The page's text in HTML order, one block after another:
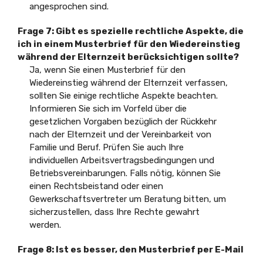
angesprochen sind.
Frage 7: Gibt es spezielle rechtliche Aspekte, die
ich in einem Musterbrief für den Wiedereinstieg
während der Elternzeit berücksichtigen sollte?
Ja, wenn Sie einen Musterbrief für den
Wiedereinstieg während der Elternzeit verfassen,
sollten Sie einige rechtliche Aspekte beachten.
Informieren Sie sich im Vorfeld über die
gesetzlichen Vorgaben bezüglich der Rückkehr
nach der Elternzeit und der Vereinbarkeit von
Familie und Beruf. Prüfen Sie auch Ihre
individuellen Arbeitsvertragsbedingungen und
Betriebsvereinbarungen. Falls nötig, können Sie
einen Rechtsbeistand oder einen
Gewerkschaftsvertreter um Beratung bitten, um
sicherzustellen, dass Ihre Rechte gewahrt
werden.
Frage 8: Ist es besser, den Musterbrief per E-Mail